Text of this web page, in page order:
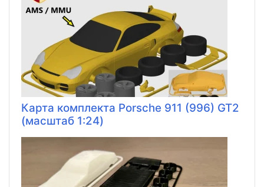
Карта комплекта Porsche 911 (996) GT2
(масштаб 1:24)